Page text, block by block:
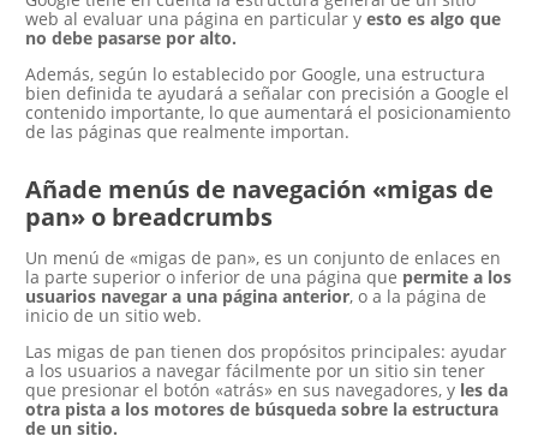
web al evaluar una página en particular y esto es algo que
no debe pasarse por alto.
Además, según lo establecido por Google, una estructura
bien definida te ayudará a señalar con precisión a Google el
contenido importante, lo que aumentará el posicionamiento
de las páginas que realmente importan.
Añade menús de navegación «migas de
pan» o breadcrumbs
Un menú de «migas de pan», es un conjunto de enlaces en
la parte superior o inferior de una página que permite a los
usuarios navegar a una página anterior, o a la página de
inicio de un sitio web.
Las migas de pan tienen dos propósitos principales: ayudar
a los usuarios a navegar fácilmente por un sitio sin tener
que presionar el botón «atrás» en sus navegadores, y les da
otra pista a los motores de búsqueda sobre la estructura
de un sitio.